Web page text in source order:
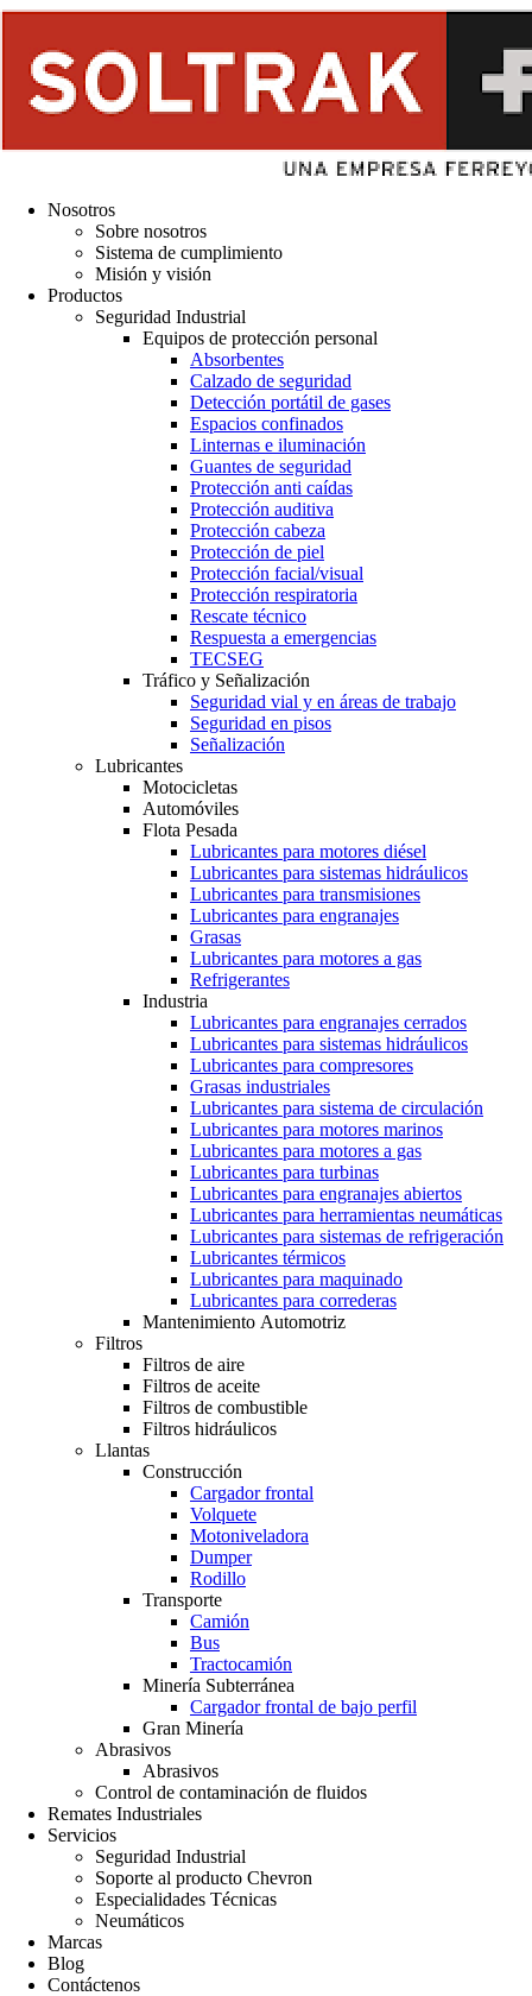
Nosotros
Sobre nosotros
Sistema de cumplimiento
Misión y visión
Productos
Seguridad Industrial
Equipos de protección personal
Absorbentes
Calzado de seguridad
Detección portátil de gases
Espacios confinados
Linternas e iluminación
Guantes de seguridad
Protección anti caídas
Protección auditiva
Protección cabeza
Protección de piel
Protección facial/visual
Protección respiratoria
Rescate técnico
Respuesta a emergencias
TECSEG
Tráfico y Señalización
Seguridad vial y en áreas de trabajo
Seguridad en pisos
Señalización
Lubricantes
Motocicletas
Automóviles
Flota Pesada
Lubricantes para motores diésel
Lubricantes para sistemas hidráulicos
Lubricantes para transmisiones
Lubricantes para engranajes
Grasas
Lubricantes para motores a gas
Refrigerantes
Industria
Lubricantes para engranajes cerrados
Lubricantes para sistemas hidráulicos
Lubricantes para compresores
Grasas industriales
Lubricantes para sistema de circulación
Lubricantes para motores marinos
Lubricantes para motores a gas
Lubricantes para turbinas
Lubricantes para engranajes abiertos
Lubricantes para herramientas neumáticas
Lubricantes para sistemas de refrigeración
Lubricantes térmicos
Lubricantes para maquinado
Lubricantes para correderas
Mantenimiento Automotriz
Filtros
Filtros de aire
Filtros de aceite
Filtros de combustible
Filtros hidráulicos
Llantas
Construcción
Cargador frontal
Volquete
Motoniveladora
Dumper
Rodillo
Transporte
Camión
Bus
Tractocamión
Minería Subterránea
Cargador frontal de bajo perfil
Gran Minería
Abrasivos
Abrasivos
Control de contaminación de fluidos
Remates Industriales
Servicios
Seguridad Industrial
Soporte al producto Chevron
Especialidades Técnicas
Neumáticos
Marcas
Blog
Contáctenos